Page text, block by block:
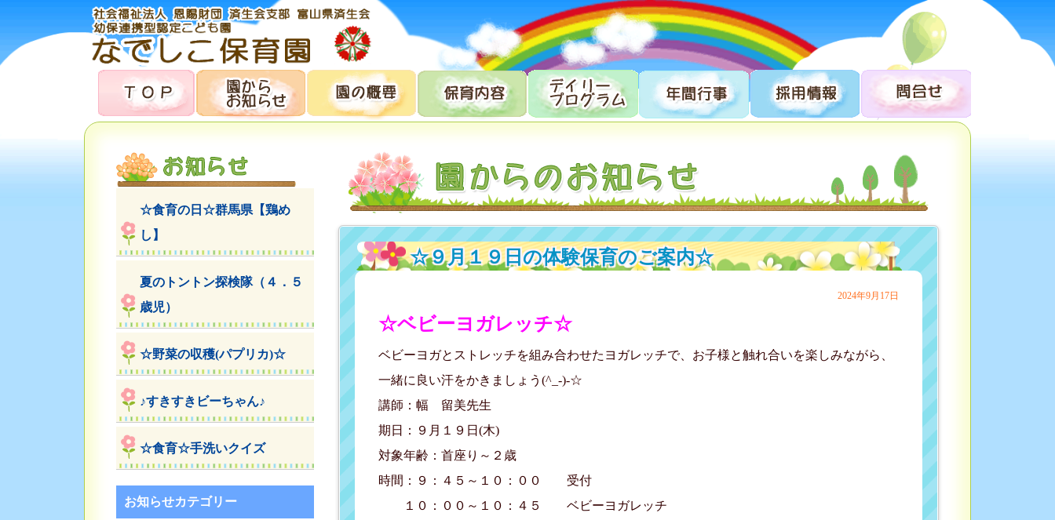
☆９月１９日の体験保育のご案内☆
2024年9月17日
☆ベビーヨガレッチ☆
ベビーヨガとストレッチを組み合わせたヨガレッチで、お子様と触れ合いを楽しみながら、
一緒に良い汗をかきましょう(^_-)-☆
講師：幅 留美先生
期日：９月１９日(木)
対象年齢：首座り～２歳
時間：９：４５～１０：００ 受付
１０：００～１０：４５ ベビーヨガレッチ
☆食育の日☆群馬県【鶏め
し】
夏のトントン探検隊（４．５
歳児）
☆野菜の収穫(パプリカ)☆
♪すきすきビーちゃん♪
☆食育☆手洗いクイズ
お知らせカテゴリー